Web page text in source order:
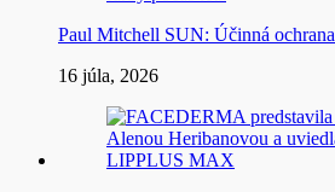
Paul Mitchell SUN: Účinná
16 júla, 2026